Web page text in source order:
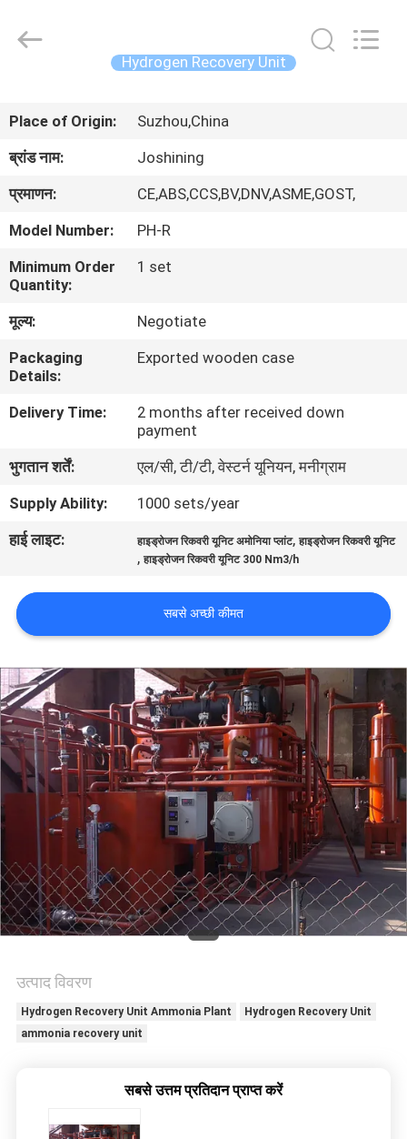
उत्पादों
में
कारखाना
दौरा
गुणवत्ता
नियंत्रण
हमसे
संपर्क
समाचार
मामले
उद्धरण
मांगें
साइटमैप
गोपनीयता
नीति
Technology
Co.,Ltd.
Hydrogen Recovery Unit
Place of Origin:
Suzhou,China
ब्रांड नाम:
Joshining
प्रमाणन:
CE,ABS,CCS,BV,DNV,ASME,GOST,
Model Number:
PH-R
Minimum Order
Quantity:
1 set
मूल्य:
Negotiate
Packaging
Details:
Exported wooden case
Delivery Time:
2 months after received down
payment
भुगतान शर्तें:
एल/सी, टी/टी, वेस्टर्न यूनियन, मनीग्राम
Supply Ability:
1000 sets/year
हाई लाइट:
हाइड्रोजन रिकवरी यूनिट अमोनिया प्लांट,हाइड्रोजन रिकवरी यूनिट
,हाइड्रोजन रिकवरी यूनिट 300 Nm3/h
सबसे अच्छी कीमत
उत्पाद विवरण
Hydrogen Recovery Unit Ammonia Plant
Hydrogen Recovery Unit
ammonia recovery unit
सबसे उत्तम प्रतिदान प्राप्त करें